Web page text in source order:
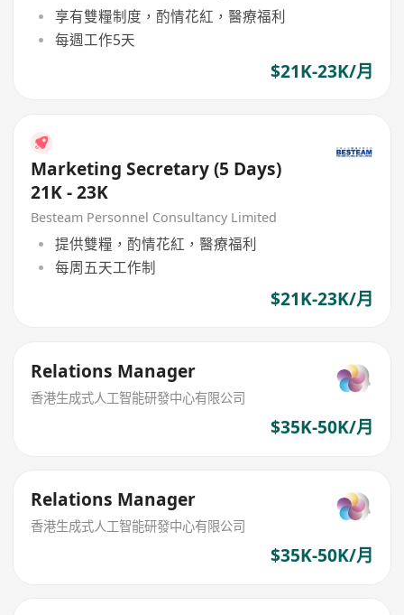
享有雙糧制度，酌情花紅，醫療福利
每週工作5天
$21K-23K/月
Marketing Secretary (5 Days)
21K - 23K
Besteam Personnel Consultancy Limited
提供雙糧，酌情花紅，醫療福利
每周五天工作制
$21K-23K/月
Relations Manager
香港生成式人工智能研發中心有限公司
$35K-50K/月
Relations Manager
香港生成式人工智能研發中心有限公司
$35K-50K/月